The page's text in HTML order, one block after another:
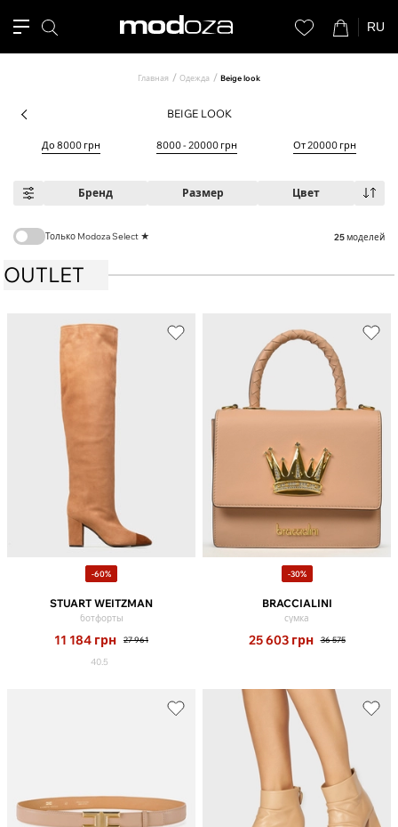
RU
Главная Одежда Beige look
BEIGE LOOK
До 8000 грн 8000 - 20000 грн От 20000 грн
Бренд Размер Цвет
Только Modoza Select ★ 25моделей
OUTLET
-60%
STUART WEITZMAN
ботфорты
11 184 грн 27 961
40.5
-30%
BRACCIALINI
сумка
25 603 грн 36 575